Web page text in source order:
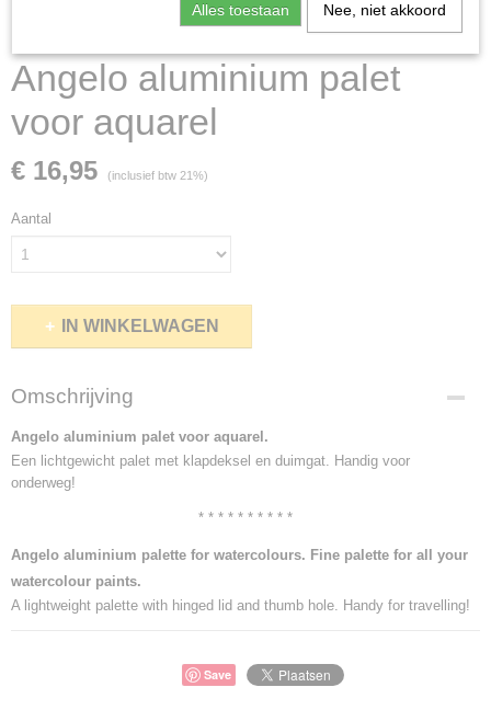
Angelo aluminium palet
voor aquarel
€ 16,95 (inclusief btw 21%)
Aantal
IN WINKELWAGEN
Omschrijving
Angelo aluminium palet voor aquarel.
Een lichtgewicht palet met klapdeksel en duimgat. Handig voor
onderweg!
* * * * * * * * * *
Angelo aluminium palette for watercolours. Fine palette for all your
watercolour paints.
A lightweight palette with hinged lid and thumb hole. Handy for travelling!
Save
Alles toestaan Nee, niet akkoord